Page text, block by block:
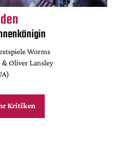
Worms
& Oliver Lansley
Kritiken